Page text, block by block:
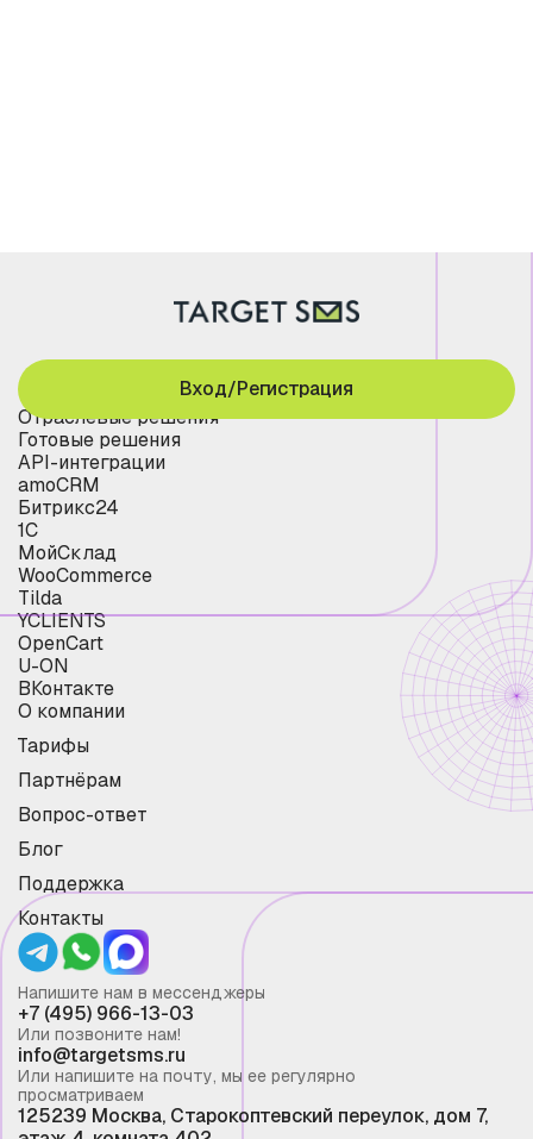
Отраслевые решения
Готовые решения
API-интеграции
amoCRM
Битрикс24
1С
МойСклад
WooCommerce
Tilda
YCLIENTS
OpenCart
U-ON
ВКонтакте
О компании
Тарифы
Партнёрам
Вопрос-ответ
Блог
Поддержка
Контакты
Вход/Регистрация
Напишите нам в мессенджеры
+7 (495) 966-13-03
Или позвоните нам!
info@targetsms.ru
Или напишите на почту, мы ее регулярно
просматриваем
125239 Москва, Старокоптевский переулок, дом 7,